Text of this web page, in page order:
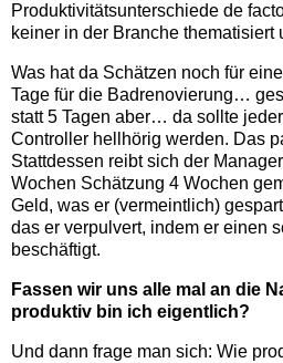
Produktivitätsunterschiede de
keiner in der Branche
Was hat da Schätzen noch für
Tage für die Badrenovierung…
statt 5 Tagen aber… da sollte
Controller hellhörig werden. Das
Stattdessen reibt sich der
Wochen Schätzung 4 Wochen
Geld, was er (vermeintlich)
das er verpulvert, indem er einen
beschäftigt.
Fassen wir uns alle mal an die
produktiv bin ich eigentlich?
Und dann frage man sich: Wie